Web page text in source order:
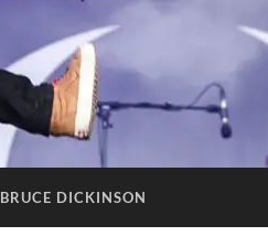
BRUCE DICKINSON